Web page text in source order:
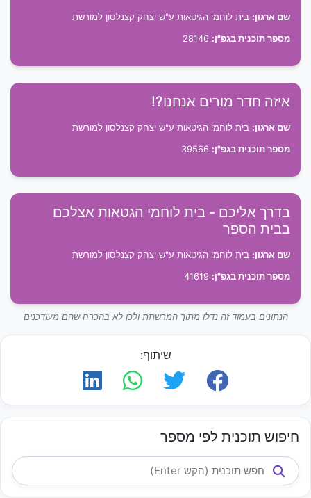
שם ארגון: בית לוחמי הגיטאות ע"ש יצחק קצנלסון למורשת
מספר תוכנית בגפ"ן:
איזה חדר מורים אנחנו?!
שם ארגון: בית לוחמי הגיטאות ע"ש יצחק קצנלסון למורשת
מספר תוכנית בגפ"ן:
בדרך אליכם - בית לוחמי הגטאות אצלכם
בבית הספר
שם ארגון: בית לוחמי הגיטאות ע"ש יצחק קצנלסון למורשת
מספר תוכנית בגפ"ן:
הנתונים בעמוד זה נדלו מתוך המרשתת ולכן לא בהכרח שהם מעודכנים
שיתוף:
חיפוש תוכנית לפי מספר